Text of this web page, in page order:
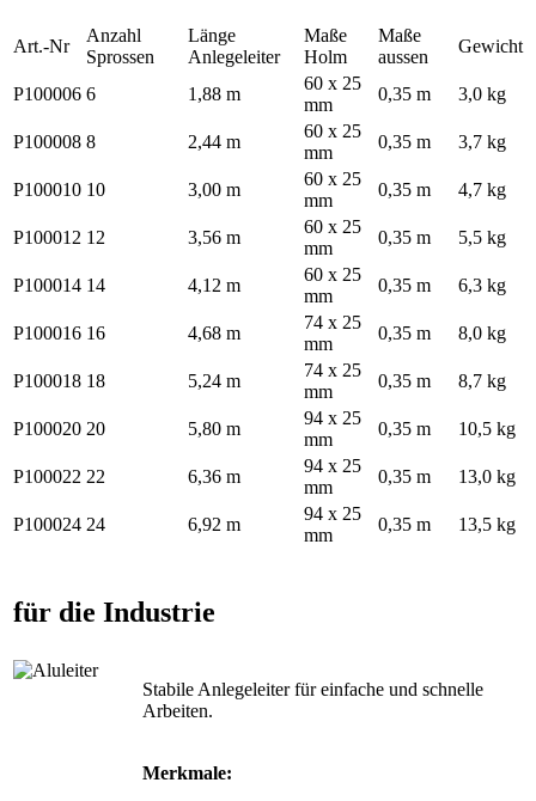
Art.-Nr
Anzahl
Sprossen
Länge
Anlegeleiter
Maße
Holm
Maße
aussen
Gewicht
P100006 6 1,88 m
60 x 25
mm
0,35 m 3,0 kg
P100008 8 2,44 m
60 x 25
mm
0,35 m 3,7 kg
P100010 10 3,00 m
60 x 25
mm
0,35 m 4,7 kg
P100012 12 3,56 m
60 x 25
mm
0,35 m 5,5 kg
P100014 14 4,12 m
60 x 25
mm
0,35 m 6,3 kg
P100016 16 4,68 m
74 x 25
mm
0,35 m 8,0 kg
P100018 18 5,24 m
74 x 25
mm
0,35 m 8,7 kg
P100020 20 5,80 m
94 x 25
mm
0,35 m 10,5 kg
P100022 22 6,36 m
94 x 25
mm
0,35 m 13,0 kg
P100024 24 6,92 m
94 x 25
mm
0,35 m 13,5 kg
für die Industrie
Stabile Anlegeleiter für einfache und schnelle
Arbeiten.
Merkmale: